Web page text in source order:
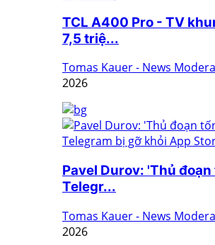
TCL A400 Pro - TV
7,5 triệ...
Tomas Kauer - News
2026
Pavel Durov: 'Thủ
Telegr...
Tomas Kauer - News
2026